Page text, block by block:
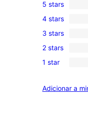
1
5-
star
review
5 stars
0
4-
star
reviews
4 stars
0
3-
star
3 stars
0
2-
reviews
2 stars
0
star
1 star
Adicionar a